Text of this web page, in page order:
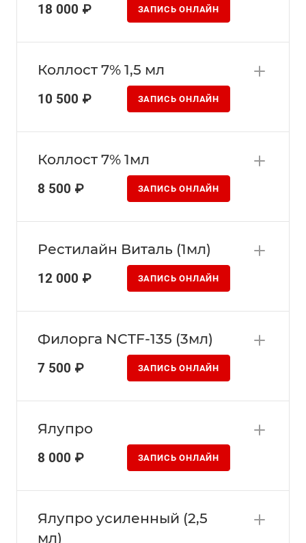
18 000 ₽ ЗАПИСЬ ОНЛАЙН
Коллост 7% 1,5 мл
10 500 ₽ ЗАПИСЬ ОНЛАЙН
Коллост 7% 1мл
8 500 ₽ ЗАПИСЬ ОНЛАЙН
Рестилайн Виталь (1мл)
12 000 ₽ ЗАПИСЬ ОНЛАЙН
Филорга NCTF-135 (3мл)
7 500 ₽ ЗАПИСЬ ОНЛАЙН
Ялупро
8 000 ₽ ЗАПИСЬ ОНЛАЙН
Ялупро усиленный (2,5
мл)